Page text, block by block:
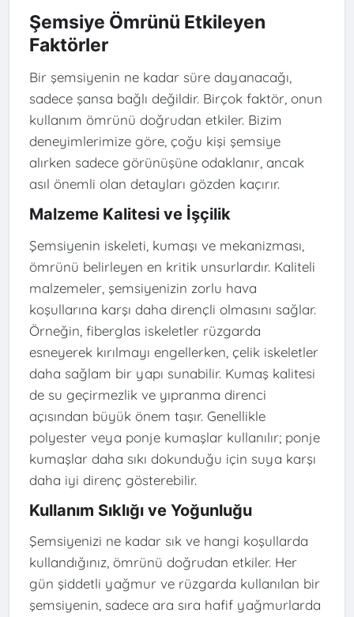
Şemsiye Ömrünü Etkileyen
Faktörler
Bir şemsiyenin ne kadar süre dayanacağı,
sadece şansa bağlı değildir. Birçok faktör, onun
kullanım ömrünü doğrudan etkiler. Bizim
deneyimlerimize göre, çoğu kişi şemsiye
alırken sadece görünüşüne odaklanır, ancak
asıl önemli olan detayları gözden kaçırır.
Malzeme Kalitesi ve İşçilik
Şemsiyenin iskeleti, kumaşı ve mekanizması,
ömrünü belirleyen en kritik unsurlardır. Kaliteli
malzemeler, şemsiyenizin zorlu hava
koşullarına karşı daha dirençli olmasını sağlar.
Örneğin, fiberglas iskeletler rüzgarda
esneyerek kırılmayı engellerken, çelik iskeletler
daha sağlam bir yapı sunabilir. Kumaş kalitesi
de su geçirmezlik ve yıpranma direnci
açısından büyük önem taşır. Genellikle
polyester veya ponje kumaşlar kullanılır; ponje
kumaşlar daha sıkı dokunduğu için suya karşı
daha iyi direnç gösterebilir.
Kullanım Sıklığı ve Yoğunluğu
Şemsiyenizi ne kadar sık ve hangi koşullarda
kullandığınız, ömrünü doğrudan etkiler. Her
gün şiddetli yağmur ve rüzgarda kullanılan bir
şemsiyenin, sadece ara sıra hafif yağmurlarda